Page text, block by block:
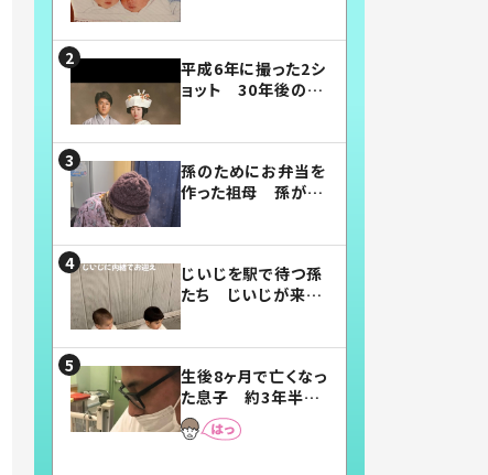
平成6年に撮った2シ
ョット 30年後の姿
孫のためにお弁当を
作った祖母 孫が絶
じいじを駅で待つ孫
たち じいじが来た
まらない」「幸せにな
れる」
生後8ヶ月で亡くなっ
た息子 約3年半
後、当時の妻の日記
に書いてあった本音